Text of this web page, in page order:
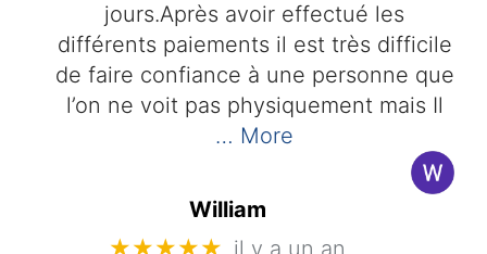
jours.Après avoir effectué les
différents paiements il est très difficile
de faire confiance à une personne que
l’on ne voit pas physiquement mais Il
… More
William
★★★★★ il y a un an